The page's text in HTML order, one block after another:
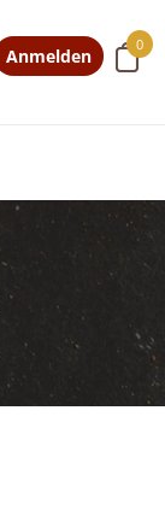
0
Anmelden